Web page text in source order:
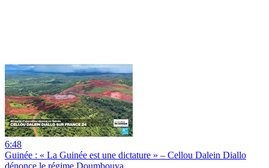
6:48
Guinée : « La Guinée est une dictature » – Cellou Dalein Diallo